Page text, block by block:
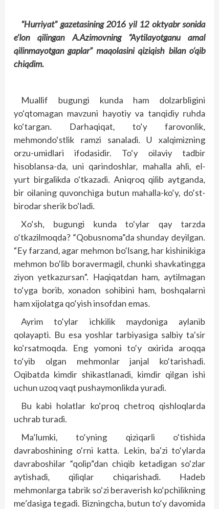
“Hurriyat” gazetasining 2016 yil 12 oktyabr sonida
e’lon qilingan A.Azimovning “Aytilayotganu amal
qilinmayotgan gaplar” maqolasini qiziqish bilan o‘qib
chiqdim.
Muallif bugungi kunda ham dolzarbligini
yo‘qtomagan mavzuni hayotiy va tanqidiy ruhda
ko‘targan. Darhaqiqat, to‘y farovonlik,
mehmondo‘stlik ramzi sanaladi. U xalqimizning
orzu-umidlari ifodasidir. To‘y oilaviy tadbir
hisoblansa-da, uni qarindoshlar, mahalla ahli, el-
yurt birgalikda o‘tkazadi. Aniqroq qilib aytganda,
bir oilaning quvonchiga butun mahalla-ko‘y, do‘st-
birodar sherik bo‘ladi.
Xo‘sh, bugungi kunda to‘ylar qay tarzda
o‘tkazilmoqda? “Qobusnoma”da shunday deyilgan.
“Ey farzand, agar mehmon bo‘lsang, har kishinikiga
mehmon bo‘lib boravermagil, chunki shavkatingga
ziyon yetkazursan”. Haqiqatdan ham, aytilmagan
to‘yga borib, xonadon sohibini ham, boshqalarni
ham xijolatga qo‘yish insofdan emas.
Ayrim to‘ylar ichkilik maydoniga aylanib
qolayapti. Bu esa yoshlar tarbiyasiga salbiy ta’sir
ko‘rsatmoqda. Eng yomoni to‘y oxirida aroqqa
to‘yib olgan mehmonlar janjal ko‘tarishadi.
Oqibatda kimdir shikastlanadi, kimdir qilgan ishi
uchun uzoq vaqt pushaymonlikda yuradi.
Bu kabi holatlar ko‘proq chetroq qishloqlarda
uchrab turadi.
Ma’lumki, to‘yning qiziqarli o‘tishida
davraboshining o‘rni katta. Lekin, ba’zi to‘ylarda
davraboshilar “qolip”dan chiqib ketadigan so‘zlar
aytishadi, qiliqlar chiqarishadi. Hadeb
mehmonlarga tabrik so‘zi beraverish ko‘pchilikning
me’dasiga tegadi. Bizningcha, butun to‘y davomida